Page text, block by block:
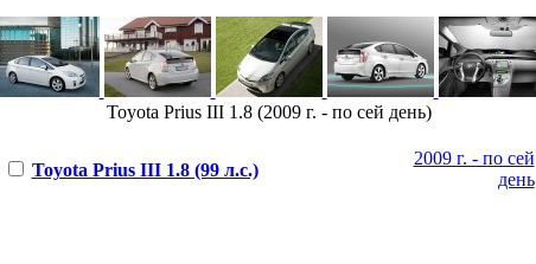
Toyota Prius III 1.8 (2009 г. - по сей день)
Toyota Prius III 1.8 (99 л.с.)
2009 г. - по сей
день